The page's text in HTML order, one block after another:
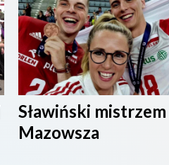
Sławiński mistrzem
Mazowsza